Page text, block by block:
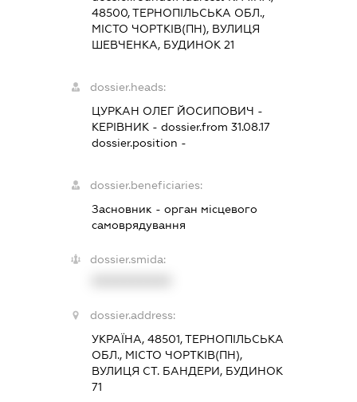
48500, ТЕРНОПІЛЬСЬКА ОБЛ.,
МІСТО ЧОРТКІВ(ПН), ВУЛИЦЯ
ШЕВЧЕНКА, БУДИНОК 21
dossier.heads:
ЦУРКАН ОЛЕГ ЙОСИПОВИЧ -
КЕРІВНИК - dossier.from 31.08.17
dossier.position -
dossier.beneficiaries:
Засновник - орган місцевого
самоврядування
dossier.smida:
dossier.address:
УКРАЇНА, 48501, ТЕРНОПІЛЬСЬКА
ОБЛ., МІСТО ЧОРТКІВ(ПН),
ВУЛИЦЯ СТ. БАНДЕРИ, БУДИНОК
71